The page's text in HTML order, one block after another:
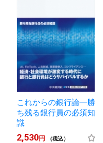
これからの銀行論―勝
ち残る銀行員の必須知
識
2,530円 （税込）